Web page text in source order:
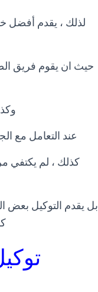
لذلك ، يقدم أفضل
حيث ان يقوم فريق
عند التعامل مع
كذلك ، لم يكتفي
بل يقدم التوكيل بعض